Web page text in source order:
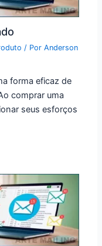
/ PorAnderson
forma eficaz de
comprar uma
seus esforços